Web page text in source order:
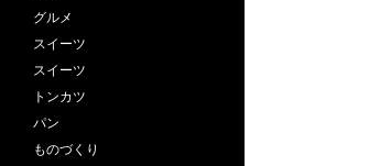
グルメ
スイーツ
スイーツ
トンカツ
パン
ものづくり